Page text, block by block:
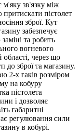
м'яку зв'язку між
пістолет
зброї. Кут
забезпечує
та робить
вогневого
області, через що
до зброї та магазину.
2-х гаків розміром
на кобуру
пістолета
і дозволяє
габаритні
регулювання сили
в кобурі.